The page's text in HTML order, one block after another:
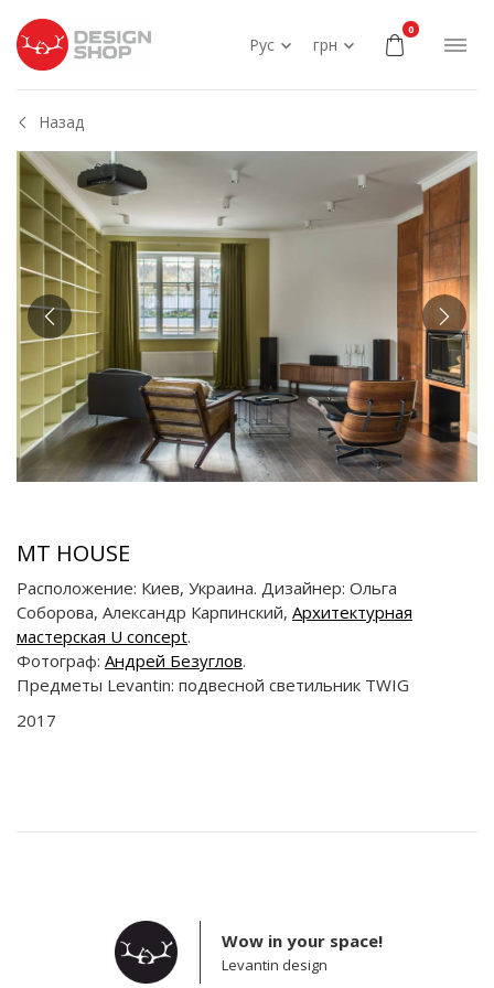
Рус грн
0
Назад
MT HOUSE
Расположение: Киев, Украина. Дизайнер: Ольга
Соборова, Александр Карпинский, Архитектурная
мастерская U concept.
Фотограф: Андрей Безуглов.
Предметы Levantin: подвесной светильник TWIG
2017
Wow in your space!
Levantin design